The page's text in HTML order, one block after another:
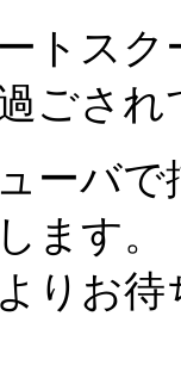
トス
ごされ
ーバ
ます。
りお